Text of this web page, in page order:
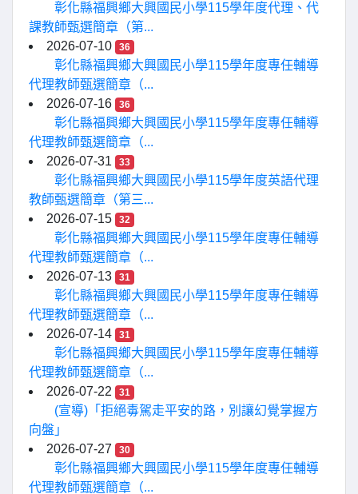
彰化縣福興鄉大興國民小學115學年度代理、代
課教師甄選簡章（第...
2026-07-10
36
彰化縣福興鄉大興國民小學115學年度專任輔導
代理教師甄選簡章（...
2026-07-16
36
彰化縣福興鄉大興國民小學115學年度專任輔導
代理教師甄選簡章（...
2026-07-31
33
彰化縣福興鄉大興國民小學115學年度英語代理
教師甄選簡章（第三...
2026-07-15
32
彰化縣福興鄉大興國民小學115學年度專任輔導
代理教師甄選簡章（...
2026-07-13
31
彰化縣福興鄉大興國民小學115學年度專任輔導
代理教師甄選簡章（...
2026-07-14
31
彰化縣福興鄉大興國民小學115學年度專任輔導
代理教師甄選簡章（...
2026-07-22
31
(宣導)「拒絕毒駕走平安的路，別讓幻覺掌握方
向盤」
2026-07-27
30
彰化縣福興鄉大興國民小學115學年度專任輔導
代理教師甄選簡章（...